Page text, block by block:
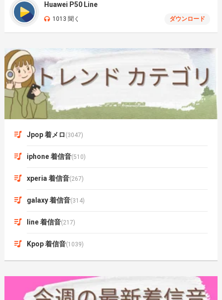
Huawei P50 Line
1013 聞く ダウンロード
Jpop 着メロ (3047)
iphone 着信音(510)
xperia 着信音(267)
galaxy 着信音(314)
line 着信音(217)
Kpop 着信音(1039)